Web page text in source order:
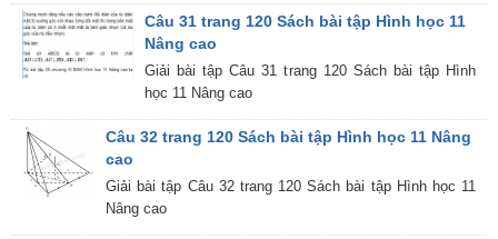
Câu 31 trang 120 Sách bài tập Hình học 11
Nâng cao
Giải bài tập Câu 31 trang 120 Sách bài tập Hình
học 11 Nâng cao
Câu 32 trang 120 Sách bài tập Hình học 11 Nâng
cao
Giải bài tập Câu 32 trang 120 Sách bài tập Hình học 11
Nâng cao